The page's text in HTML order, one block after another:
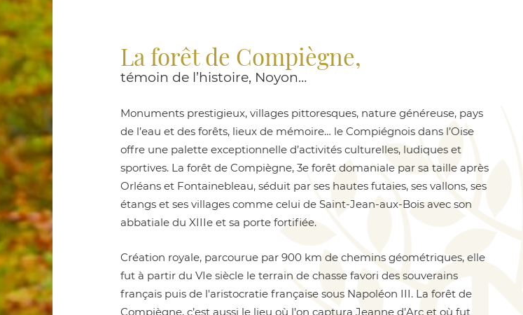
La forêt de Compiègne,
témoin de l’histoire, Noyon…
Monuments prestigieux, villages pittoresques, nature généreuse, pays
de l’eau et des forêts, lieux de mémoire… le Compiégnois dans l’Oise
offre une palette exceptionnelle d’activités culturelles, ludiques et
sportives. La forêt de Compiègne, 3e forêt domaniale par sa taille après
Orléans et Fontainebleau, séduit par ses hautes futaies, ses vallons, ses
étangs et ses villages comme celui de Saint-Jean-aux-Bois avec son
abbatiale du XIIIe et sa porte fortifiée.
Création royale, parcourue par 900 km de chemins géométriques, elle
fut à partir du VIe siècle le terrain de chasse favori des souverains
français puis de l'aristocratie française sous Napoléon III. La forêt de
Compiègne, c’est aussi le lieu où l’on captura Jeanne d’Arc et où fut